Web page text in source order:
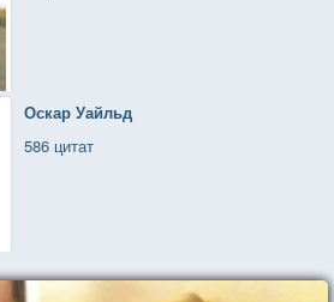
Оскар Уайльд
586 цитат